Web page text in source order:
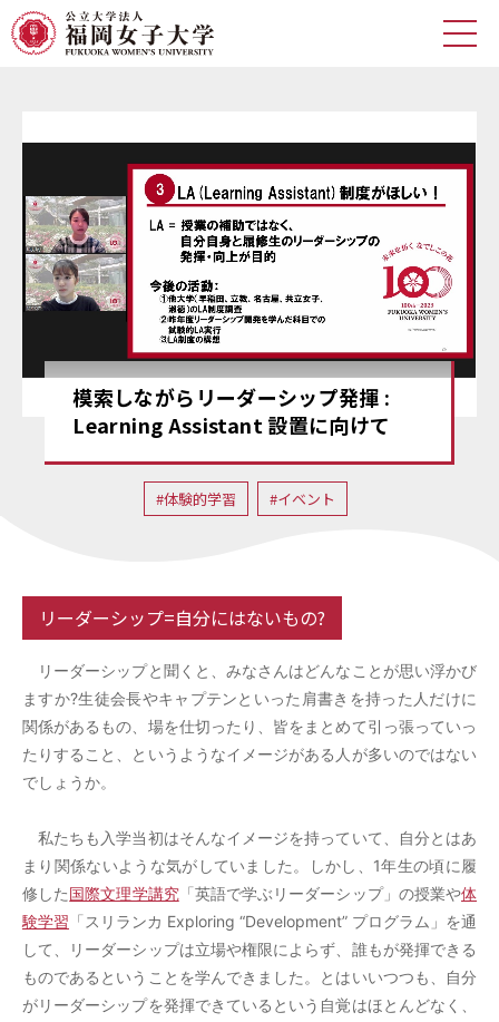
記事カテゴリ
国際教養学科
環境科学科
食・健康学科
研究
海外経験
就職支援
イベント
100周年
BLOOM
Facebook
Twitter
YouTube
模索しながらリーダーシップ発揮 :
Learning Assistant 設置に向けて
#体験的学習 #イベント
リーダーシップ=自分にはないもの?
リーダーシップと聞くと、みなさんはどんなことが思い浮かび
ますか?生徒会長やキャプテンといった肩書きを持った人だけに
関係があるもの、場を仕切ったり、皆をまとめて引っ張っていっ
たりすること、というようなイメージがある人が多いのではない
でしょうか。
私たちも入学当初はそんなイメージを持っていて、自分とはあ
まり関係ないような気がしていました。しかし、1年生の頃に履
修した国際文理学講究「英語で学ぶリーダーシップ」の授業や体
験学習 「スリランカ Exploring “Development” プログラム」を通
して、リーダーシップは立場や権限によらず、誰もが発揮できる
ものであるということを学んできました。とはいいつつも、自分
がリーダーシップを発揮できているという自覚はほとんどなく、